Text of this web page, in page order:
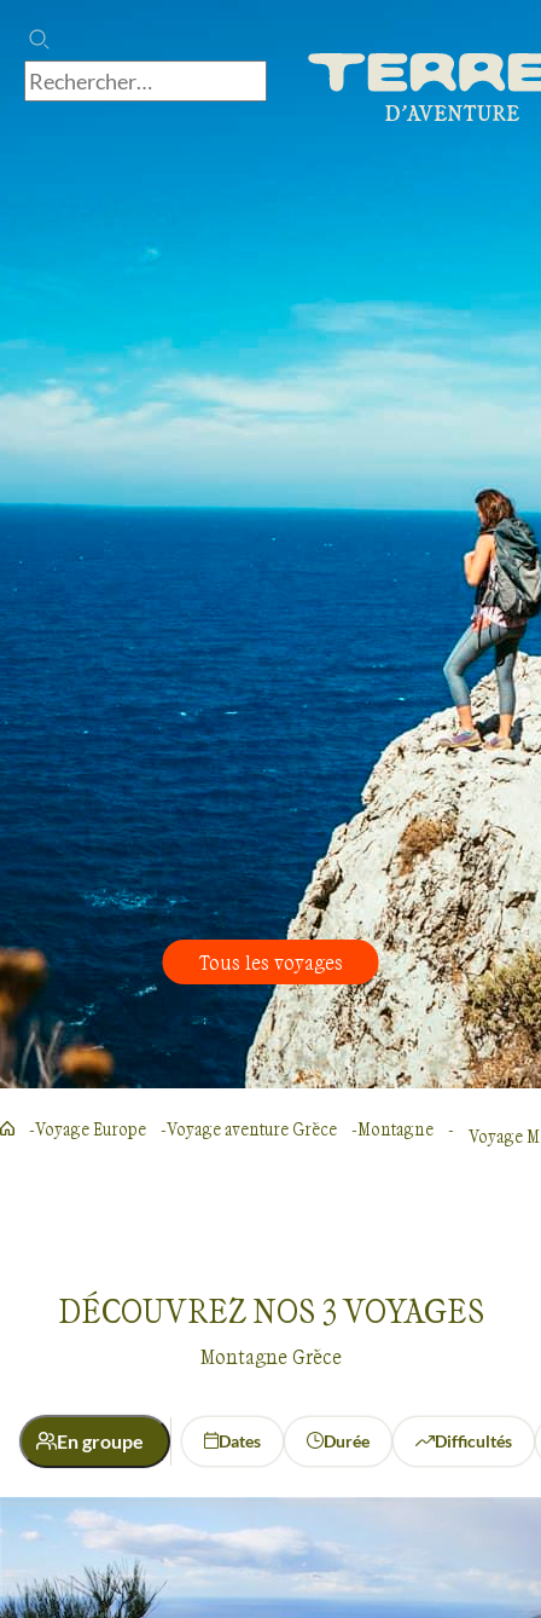
Voyages dans la montagneGrèce
Tous les voyages
Voyage Europe Voyage aventure Grèce Montagne Voyage
DÉCOUVREZ NOS 3VOYAGES
Montagne Grèce
En groupe Dates Durée Difficultés
Régions
Crète Grèce continentale